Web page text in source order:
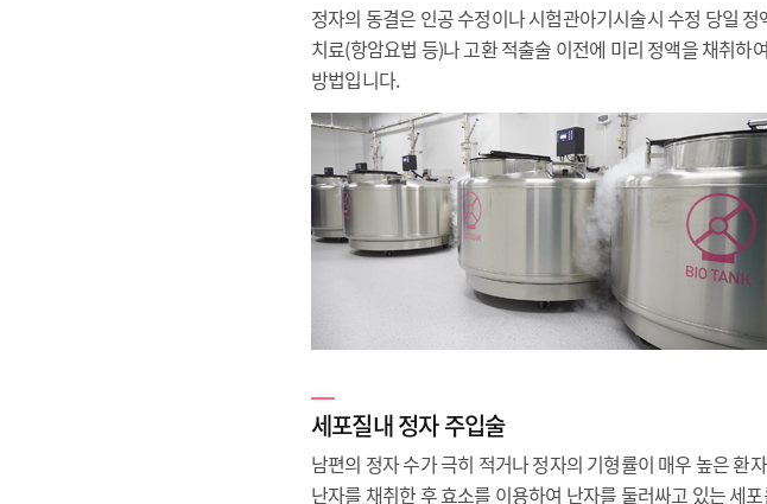
정자의 동결은 인공 수정이나 시험관아기시술시 수정 당일
치료(항암요법 등)나 고환 적출술 이전에 미리 정액을 채취
방법입니다.
세포질내 정자 주입술
남편의 정자 수가 극히 적거나 정자의 기형률이 매우 높은 환
난자를 채취한 후 효소를 이용하여 난자를 둘러싸고 있는 세